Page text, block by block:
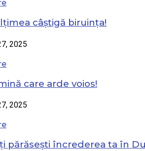
câștigă biruința!
2025
care arde voios!
2025
părăsești încrederea ta în